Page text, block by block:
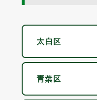
太白区
青葉区